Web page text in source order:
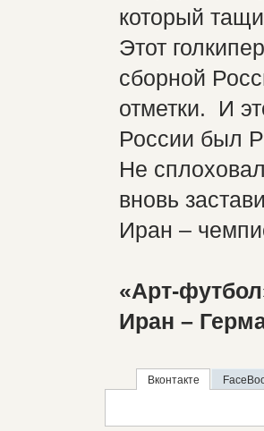
который
Этот
сборной
отметки. И
России был
Не
вновь
Иран –
«Арт-
Иран –
Вконтакте